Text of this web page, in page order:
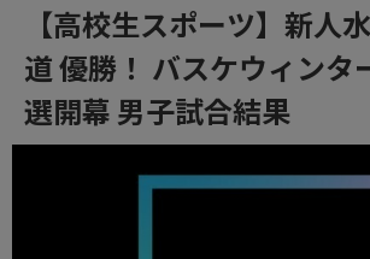
【高校生スポーツ】新人
道 優勝！ バスケウィンタ
選開幕 男子試合結果